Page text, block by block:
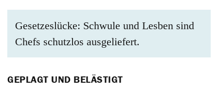
Gesetzeslücke: Schwule und Lesben sind
Chefs schutzlos ausgeliefert.
GEPLAGT UND BELÄSTIGT